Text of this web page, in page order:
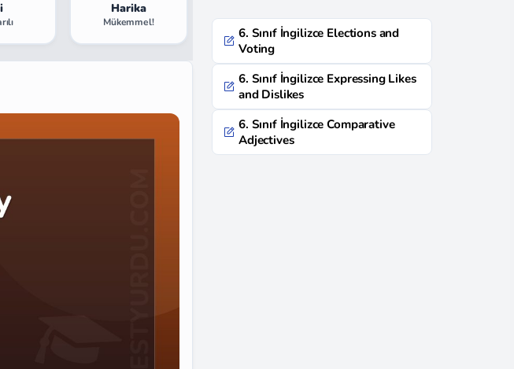
Harika
Mükemmel!
6. Sınıf İngilizce Elections and
Voting
6. Sınıf İngilizce Expressing Likes
and Dislikes
6. Sınıf İngilizce Comparative
Adjectives